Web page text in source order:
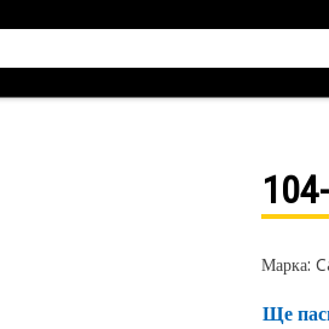
Марка:
Ще